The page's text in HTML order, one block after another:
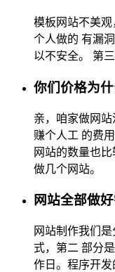
模板网站不美
个人做的 有漏
以不安全。 第
你们价格为
亲，咱家做网
赚个人工 的费
网站的数量也
做几个网站。
网站全部做
网站制作我们
式，第二 部分
作日。程序开发